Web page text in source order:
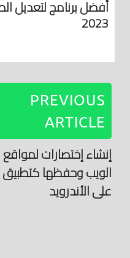
أفضل برنامج لتعديل
2023
PREVIOUS
ARTICLE
إنشاء إختصارات لمواقع
الويب وحفظها كتطبيق
على الأندرويد